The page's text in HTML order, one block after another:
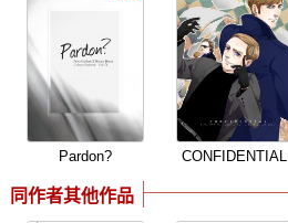
Pardon? CONFIDENTIAL
同作者其他作品